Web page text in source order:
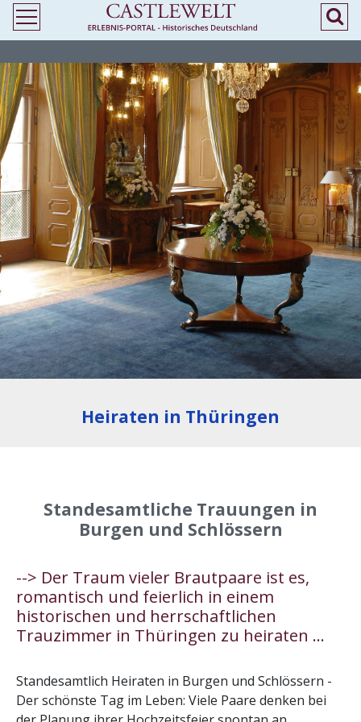
- Castlewelt
Heiraten in Thüringen
Standesamtliche Trauungen in
Burgen und Schlössern
--> Der Traum vieler Brautpaare ist es,
romantisch und feierlich in einem
historischen und herrschaftlichen
Trauzimmer in Thüringen zu heiraten ...
Standesamtlich Heiraten in Burgen und Schlössern -
Der schönste Tag im Leben: Viele Paare denken bei